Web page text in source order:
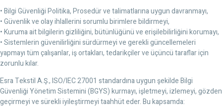
•Bilgi Güvenliği Politika, Prosedür ve talimatlarına uygun davranmayı,
•Güvenlik ve olay ihlallerini sorumlu birimlere bildirmeyi,
•Kuruma ait bilgilerin gizliliğini, bütünlüğünü ve erişilebilirliğini korumayı,
•Sistemlerin güvenilirliğini sürdürmeyi ve gerekli güncellemeleri
yapmayı tüm çalışanlar, iş ortakları, tedarikçiler ve üçüncü taraflar için
zorunlu kılar.
Esra Tekstil A.Ş., ISO/IEC 27001 standardına uygun şekildeBilgi
Güvenliği Yönetim Sistemini (BGYS) kurmayı, işletmeyi, izlemeyi, gözden
geçirmeyi ve sürekli iyileştirmeyi taahhüt eder. Bu kapsamda: